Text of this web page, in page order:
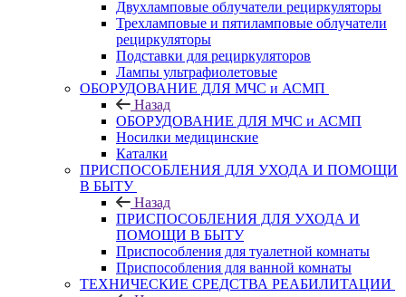
Двухламповые облучатели рециркуляторы
Трехламповые и пятиламповые облучатели
рециркуляторы
Подставки для рециркуляторов
Лампы ультрафиолетовые
ОБОРУДОВАНИЕ ДЛЯ МЧС и АСМП
Назад
ОБОРУДОВАНИЕ ДЛЯ МЧС и АСМП
Носилки медицинские
Каталки
ПРИСПОСОБЛЕНИЯ ДЛЯ УХОДА И ПОМОЩИ
В БЫТУ
Назад
ПРИСПОСОБЛЕНИЯ ДЛЯ УХОДА И
ПОМОЩИ В БЫТУ
Приспособления для туалетной комнаты
Приспособления для ванной комнаты
ТЕХНИЧЕСКИЕ СРЕДСТВА РЕАБИЛИТАЦИИ